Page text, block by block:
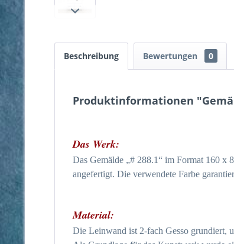
Beschreibung Bewertungen 0
Produktinformationen
Das Werk:
Das Gemälde „# 288.1“ im Format 160 x
angefertigt. Die verwendete Farbe
Material:
Die Leinwand ist 2-fach Gesso grundiert,